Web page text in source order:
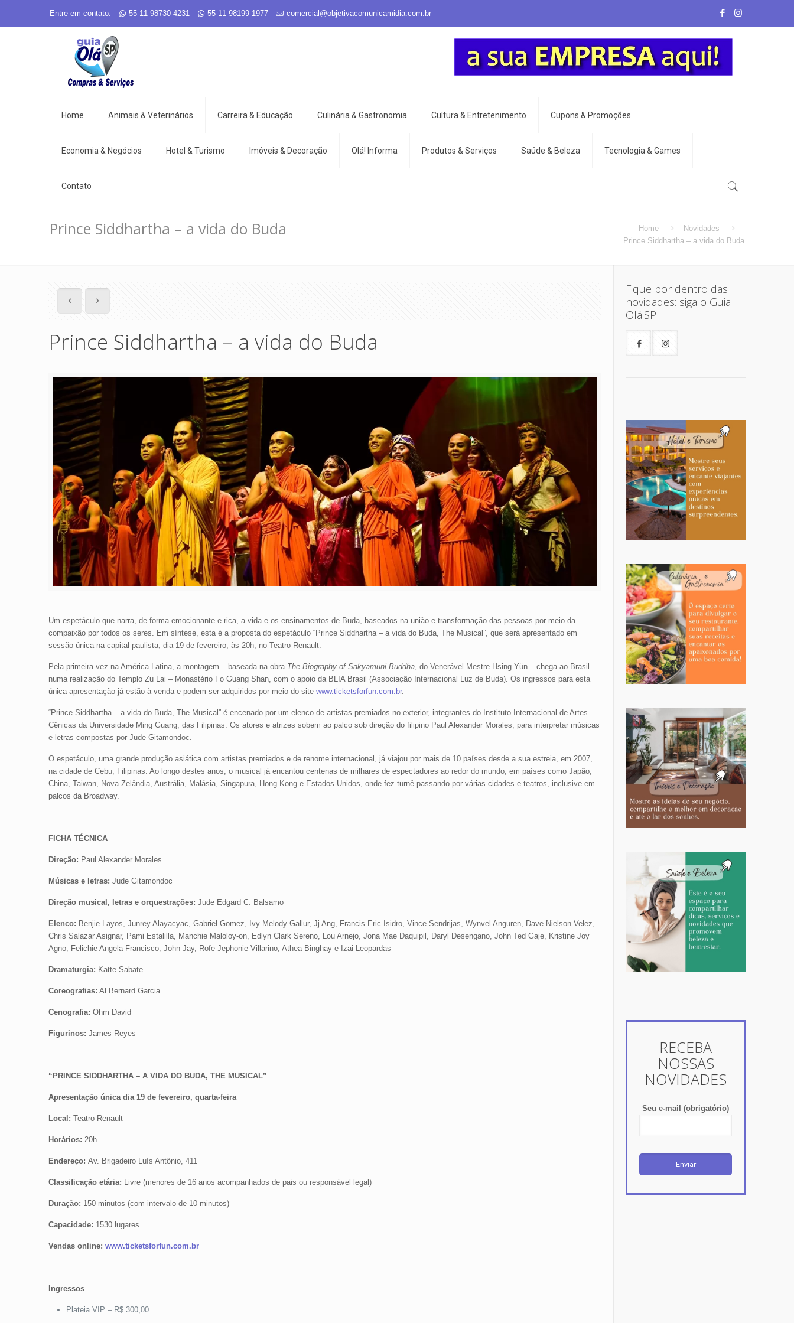
Entre em contato: 55 11 98730-4231 55 11 98199-1977 comercial@objetivacomunicamidia.com.br
Home Animais & Veterinários Carreira & Educação Culinária & Gastronomia Cultura & Entretenimento Cupons & Promoções
Economia & Negócios Hotel & Turismo Imóveis & Decoração Olá! Informa Produtos & Serviços Saúde & Beleza Tecnologia & Games
Contato
Prince Siddhartha – a vida do Buda Home
Novidades
Prince Siddhartha – a vida do Buda
Prince Siddhartha – a vida do Buda
Um espetáculo que narra, de forma emocionante e rica, a vida e os ensinamentos de Buda, baseados na união e transformação das pessoas por meio da
compaixão por todos os seres. Em síntese, esta é a proposta do espetáculo “Prince Siddhartha – a vida do Buda, The Musical”, que será apresentado em
sessão única na capital paulista, dia 19 de fevereiro, às 20h, no Teatro Renault.
Pela primeira vez na América Latina, a montagem – baseada na obra The Biography of Sakyamuni Buddha, do Venerável Mestre Hsing Yün – chega ao Brasil
numa realização do Templo Zu Lai – Monastério Fo Guang Shan, com o apoio da BLIA Brasil (Associação Internacional Luz de Buda). Os ingressos para esta
única apresentação já estão à venda e podem ser adquiridos por meio do site www.ticketsforfun.com.br.
“Prince Siddhartha – a vida do Buda, The Musical” é encenado por um elenco de artistas premiados no exterior, integrantes do Instituto Internacional de Artes
Cênicas da Universidade Ming Guang, das Filipinas. Os atores e atrizes sobem ao palco sob direção do filipino Paul Alexander Morales, para interpretar músicas
e letras compostas por Jude Gitamondoc.
O espetáculo, uma grande produção asiática com artistas premiados e de renome internacional, já viajou por mais de 10 países desde a sua estreia, em 2007,
na cidade de Cebu, Filipinas. Ao longo destes anos, o musical já encantou centenas de milhares de espectadores ao redor do mundo, em países como Japão,
China, Taiwan, Nova Zelândia, Austrália, Malásia, Singapura, Hong Kong e Estados Unidos, onde fez turnê passando por várias cidades e teatros, inclusive em
palcos da Broadway.
FICHA TÉCNICA
Direção: Paul Alexander Morales
Músicas e letras: Jude Gitamondoc
Direção musical, letras e orquestrações: Jude Edgard C. Balsamo
Elenco: Benjie Layos, Junrey Alayacyac, Gabriel Gomez, Ivy Melody Gallur, Jj Ang, Francis Eric Isidro, Vince Sendrijas, Wynvel Anguren, Dave Nielson Velez,
Chris Salazar Asignar, Pami Estalilla, Manchie Maloloy-on, Edlyn Clark Sereno, Lou Arnejo, Jona Mae Daquipil, Daryl Desengano, John Ted Gaje, Kristine Joy
Agno, Felichie Angela Francisco, John Jay, Rofe Jephonie Villarino, Athea Binghay e Izai Leopardas
Dramaturgia: Katte Sabate
Coreografias: Al Bernard Garcia
Cenografia: Ohm David
Figurinos: James Reyes
“PRINCE SIDDHARTHA – A VIDA DO BUDA, THE MUSICAL”
Apresentação única dia 19 de fevereiro, quarta-feira
Local: Teatro Renault
Horários: 20h
Endereço: Av. Brigadeiro Luís Antônio, 411
Classificação etária: Livre (menores de 16 anos acompanhados de pais ou responsável legal)
Duração: 150 minutos (com intervalo de 10 minutos)
Capacidade: 1530 lugares
Vendas online: www.ticketsforfun.com.br
Ingressos
Plateia VIP – R$ 300,00
Fique por dentro das
novidades: siga o Guia
Olá!SP
RECEBA
NOSSAS
NOVIDADES
Seu e-mail (obrigatório)